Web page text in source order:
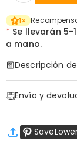
1×
* Se llevarán 5-
a mano.
Descripción
Eleva Cada Swing
Esto no es solo un
encuentra su paz
Envío y
Envío Estándar:9-